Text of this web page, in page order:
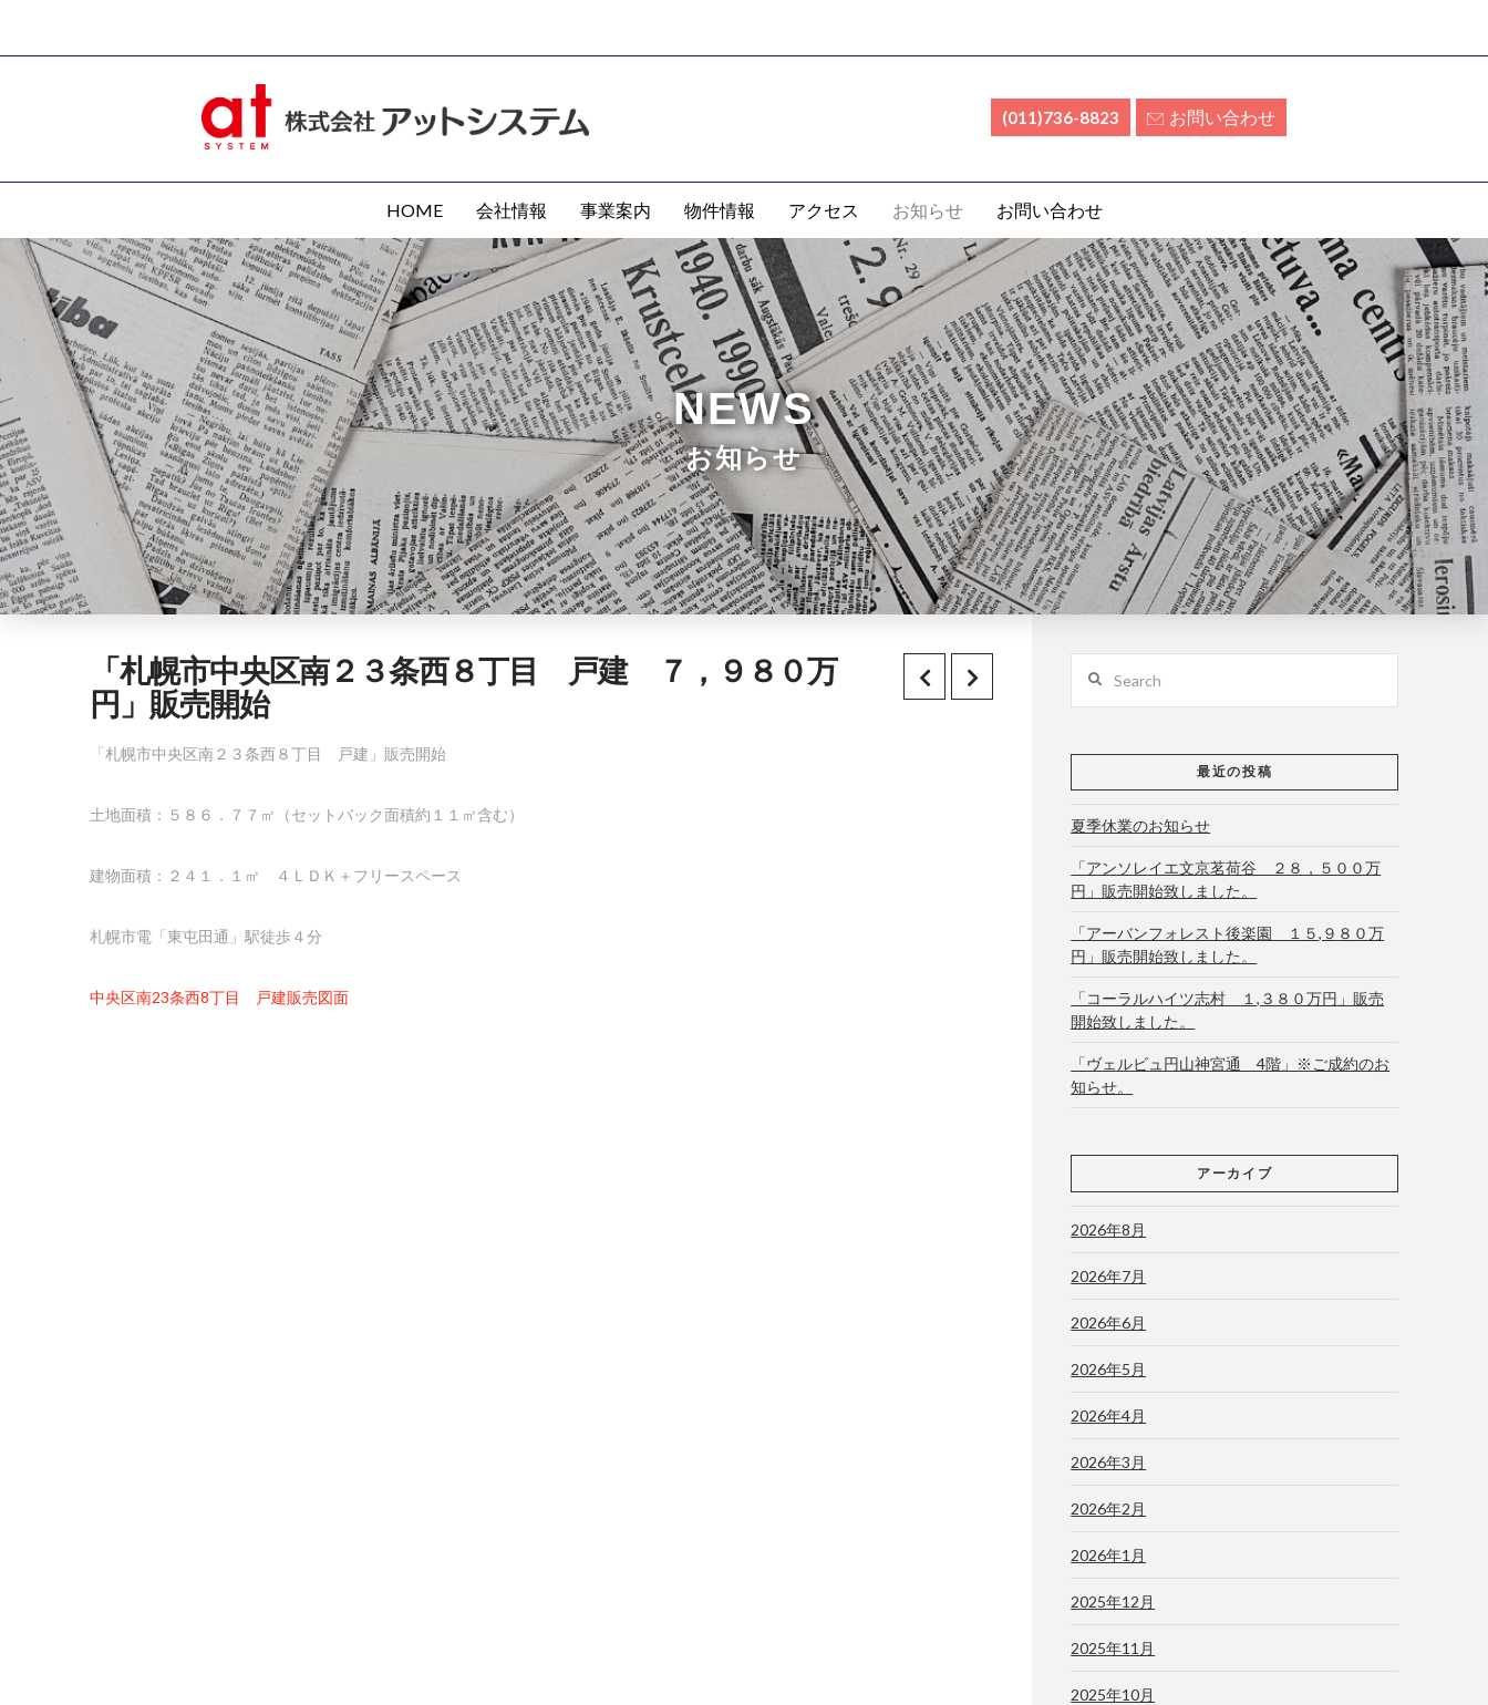
(011)736-8823 お問い合わせ
HOME 会社情報 事業案内 物件情報 アクセス お知らせ お問い合わせ
NEWS
お知らせ
「札幌市中央区南２３条西８丁目 戸建 ７，９８０万
円」販売開始
「札幌市中央区南２３条西８丁目 戸建」販売開始
土地面積：５８６．７７㎡（セットバック面積約１１㎡含む）
建物面積：２４１．１㎡ ４ＬＤＫ＋フリースペース
札幌市電「東屯田通」駅徒歩４分
中央区南23条西8丁目 戸建販売図面
最近の投稿
夏季休業のお知らせ
「アンソレイエ文京茗荷谷 ２８，５００万
円」販売開始致しました。
「アーバンフォレスト後楽園 １５,９８０万
円」販売開始致しました。
「コーラルハイツ志村 １,３８０万円」販売
開始致しました。
「ヴェルビュ円山神宮通 4階」※ご成約のお
知らせ。
アーカイブ
2026年8月
2026年7月
2026年6月
2026年5月
2026年4月
2026年3月
2026年2月
2026年1月
2025年12月
2025年11月
2025年10月